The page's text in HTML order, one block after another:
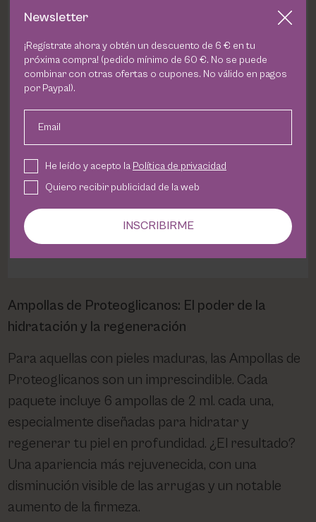
Ampollas de Proteoglicanos: El poder de la
hidratación y la regeneración
Para aquellas con pieles maduras, las Ampollas de
Proteoglicanos son un imprescindible. Cada
paquete incluye 6 ampollas de 2 ml. cada una,
especialmente diseñadas para hidratar y
regenerar tu piel en profundidad. ¿El resultado?
Una apariencia más rejuvenecida, con una
disminución visible de las arrugas y un notable
aumento de la firmeza.
Newsletter
¡Regístrate ahora y obtén un descuento de 6 € en tu
próxima compra! (pedido mínimo de 60 €. No se puede
combinar con otras ofertas o cupones. No válido en pagos
por Paypal).
Email
He leído y acepto la Política de privacidad
Quiero recibir publicidad de la web
INSCRIBIRME